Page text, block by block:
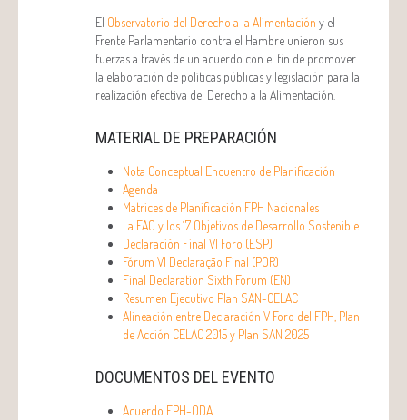
El Observatorio del Derecho a la Alimentación y el
Frente Parlamentario contra el Hambre unieron sus
fuerzas a través de un acuerdo con el fin de promover
la elaboración de políticas públicas y legislación para la
realización efectiva del Derecho a la Alimentación.
MATERIAL DE PREPARACIÓN
Nota Conceptual Encuentro de Planificación
Agenda
Matrices de Planificación FPH Nacionales
La FAO y los 17 Objetivos de Desarrollo Sostenible
Declaración Final VI Foro (ESP)
Fórum VI Declaração Final (POR)
Final Declaration Sixth Forum (EN)
Resumen Ejecutivo Plan SAN-CELAC
Alineación entre Declaración V Foro del FPH, Plan
de Acción CELAC 2015 y Plan SAN 2025
DOCUMENTOS DEL EVENTO
Acuerdo FPH-ODA